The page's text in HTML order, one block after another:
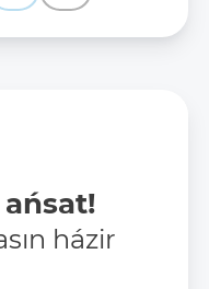
házir